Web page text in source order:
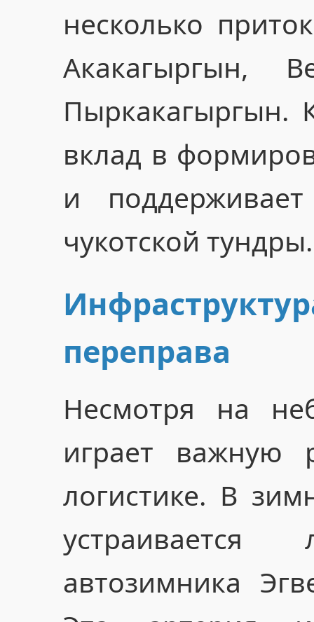
несколько
Акакагыргын,
Пыркакагыргын.
вклад в
и
чукотской тундры.
переправа
Несмотря на
играет важную
логистике. В
устраивается
автозимника